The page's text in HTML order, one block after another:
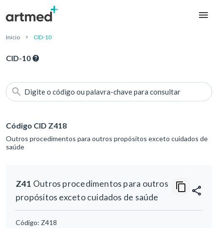
Início CID-10
CID-10
Digite o código ou palavra-chave para consultar
Código CID Z418
Outros procedimentos para outros propósitos exceto cuidados de
saúde
Z41 Outros procedimentos para outros
propósitos exceto cuidados de saúde
Código: Z418